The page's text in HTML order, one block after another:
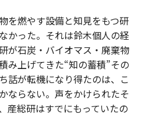
を燃やす設備と知見をもつ研
かった。それは鈴木個人の経
が石炭・バイオマス・廃棄物
み上げてきた“知の蓄積”その
話が転機になり得たのは、こ
ならない。声をかけられたそ
産総研はすでにもっていたの